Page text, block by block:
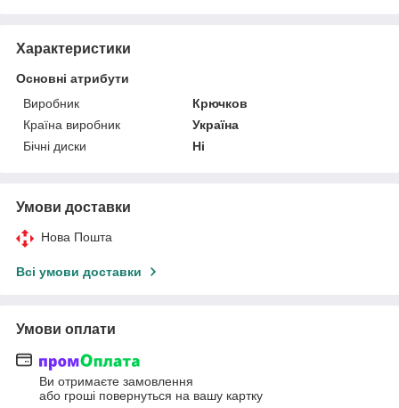
Характеристики
Основні атрибути
Виробник
Крючков
Країна виробник
Україна
Бічні диски
Ні
Умови доставки
Нова Пошта
Всі умови доставки
Умови оплати
Ви отримаєте замовлення
або гроші повернуться на вашу картку